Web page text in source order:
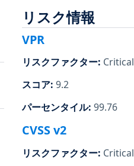
リスク情報
VPR
リスクファクター: Critical
スコア: 9.2
パーセンタイル: 99.76
CVSS v2
リスクファクター: Critical